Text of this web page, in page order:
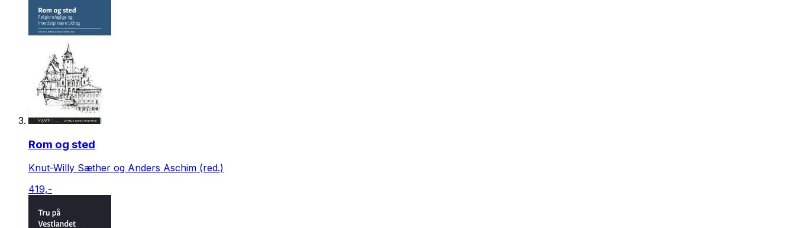
Rom og sted
Knut-Willy Sæther og Anders Aschim (red.)
419,-